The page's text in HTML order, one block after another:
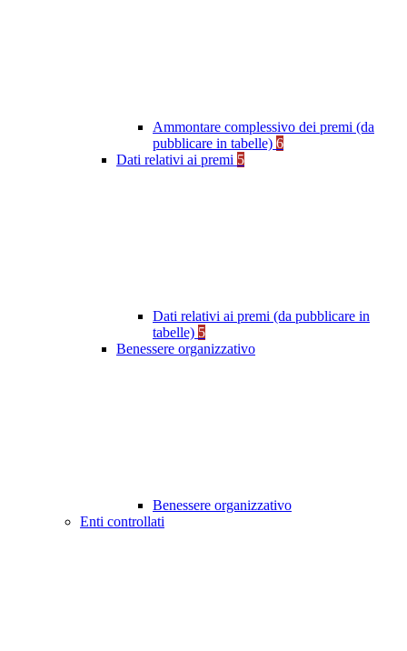
Ammontare complessivo dei premi (da
pubblicare in tabelle) 6
Dati relativi ai premi 5
Dati relativi ai premi (da pubblicare in
tabelle) 5
Benessere organizzativo
Benessere organizzativo
Enti controllati